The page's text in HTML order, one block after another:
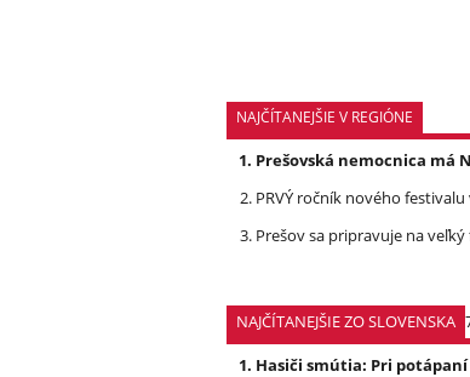
NAJČÍTANEJŠIE V REGIÓNE
Prešovská nemocnica má
PRVÝ ročník nového
Prešov sa pripravuje na
NAJČÍTANEJŠIE ZO SLOVENSKA
Hasiči smútia: Pri